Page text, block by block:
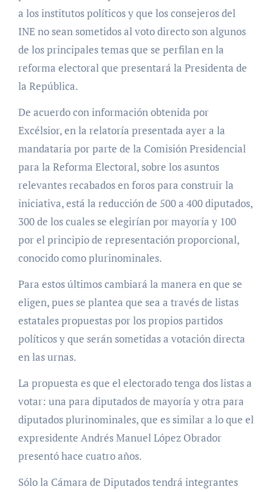
a los institutos políticos y que los consejeros del
INE no sean sometidos al voto directo son algunos
de los principales temas que se perfilan en la
reforma electoral que presentará la Presidenta de
la República.
De acuerdo con información obtenida por
Excélsior, en la relatoría presentada ayer a la
mandataria por parte de la Comisión Presidencial
para la Reforma Electoral, sobre los asuntos
relevantes recabados en foros para construir la
iniciativa, está la reducción de 500 a 400 diputados,
300 de los cuales se elegirían por mayoría y 100
por el principio de representación proporcional,
conocido como plurinominales.
Para estos últimos cambiará la manera en que se
eligen, pues se plantea que sea a través de listas
estatales propuestas por los propios partidos
políticos y que serán sometidas a votación directa
en las urnas.
La propuesta es que el electorado tenga dos listas a
votar: una para diputados de mayoría y otra para
diputados plurinominales, que es similar a lo que el
expresidente Andrés Manuel López Obrador
presentó hace cuatro años.
Sólo la Cámara de Diputados tendrá integrantes